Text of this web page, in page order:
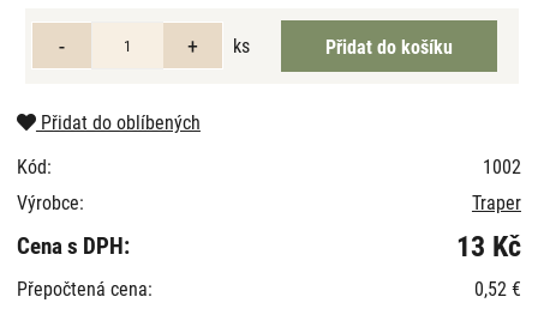
ks
Přidat do oblíbených
Kód:
1002
Výrobce:
Traper
Cena s DPH: 13 Kč
Přepočtená cena:
0,52 €